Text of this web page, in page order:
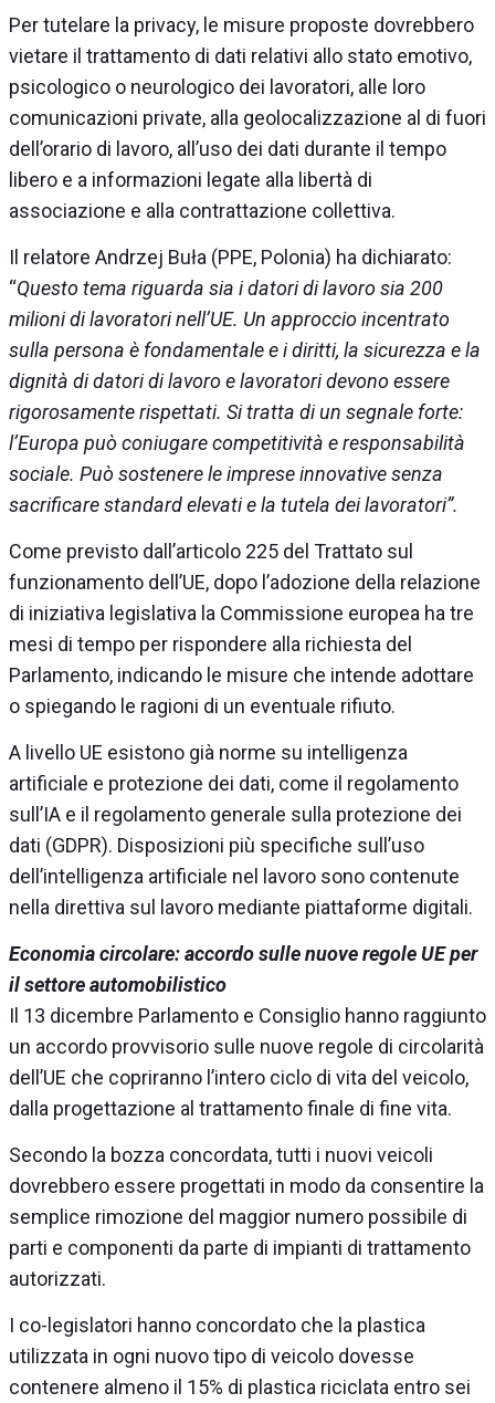
Per tutelare la privacy, le misure proposte dovrebbero
vietare il trattamento di dati relativi allo stato emotivo,
psicologico o neurologico dei lavoratori, alle loro
comunicazioni private, alla geolocalizzazione al di fuori
dell’orario di lavoro, all’uso dei dati durante il tempo
libero e a informazioni legate alla libertà di
associazione e alla contrattazione collettiva.
Il relatore Andrzej Buła (PPE, Polonia) ha dichiarato:
“Questo tema riguarda sia i datori di lavoro sia 200
milioni di lavoratori nell’UE. Un approccio incentrato
sulla persona è fondamentale e i diritti, la sicurezza e la
dignità di datori di lavoro e lavoratori devono essere
rigorosamente rispettati. Si tratta di un segnale forte:
l’Europa può coniugare competitività e responsabilità
sociale. Può sostenere le imprese innovative senza
sacrificare standard elevati e la tutela dei lavoratori”.
Come previsto dall’articolo 225 del Trattato sul
funzionamento dell’UE, dopo l’adozione della relazione
di iniziativa legislativa la Commissione europea ha tre
mesi di tempo per rispondere alla richiesta del
Parlamento, indicando le misure che intende adottare
o spiegando le ragioni di un eventuale rifiuto.
A livello UE esistono già norme su intelligenza
artificiale e protezione dei dati, come il regolamento
sull’IA e il regolamento generale sulla protezione dei
dati (GDPR). Disposizioni più specifiche sull’uso
dell’intelligenza artificiale nel lavoro sono contenute
nella direttiva sul lavoro mediante piattaforme digitali.
Economia circolare: accordo sulle nuove regole UE per
il settore automobilistico
Il 13 dicembre Parlamento e Consiglio hanno raggiunto
un accordo provvisorio sulle nuove regole di circolarità
dell’UE che copriranno l’intero ciclo di vita del veicolo,
dalla progettazione al trattamento finale di fine vita.
Secondo la bozza concordata, tutti i nuovi veicoli
dovrebbero essere progettati in modo da consentire la
semplice rimozione del maggior numero possibile di
parti e componenti da parte di impianti di trattamento
autorizzati.
I co-legislatori hanno concordato che la plastica
utilizzata in ogni nuovo tipo di veicolo dovesse
contenere almeno il 15% di plastica riciclata entro sei